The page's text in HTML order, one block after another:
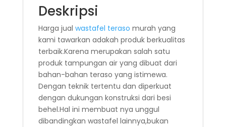
Deskripsi
Harga jual wastafel teraso murah yang
kami tawarkan adakah produk berkualitas
terbaik.Karena merupakan salah satu
produk tampungan air yang dibuat dari
bahan-bahan teraso yang istimewa.
Dengan teknik tertentu dan diperkuat
dengan dukungan konstruksi dari besi
behel.Hal ini membuat nya unggul
dibandingkan wastafel lainnya,bukan